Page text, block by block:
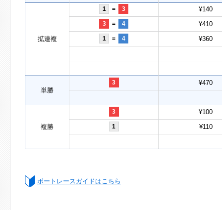
拡連複
1 = 3 ¥140
3 = 4 ¥410
1 = 4 ¥360
単勝
3 ¥470
複勝
3 ¥100
1 ¥110
ボートレースガイドはこちら